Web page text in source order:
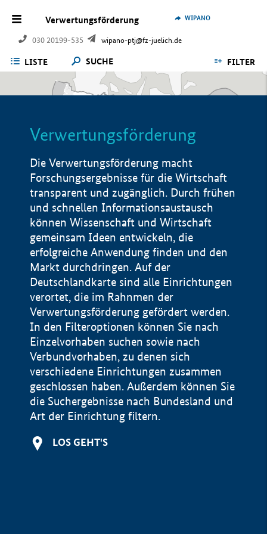
Verwertungsförderung
030 20199-535 wipano-ptj@fz-juelich.de
WIPANO
LISTE SUCHE FILTER
Verwertungsförderung
Die Verwertungsförderung macht
Forschungsergebnisse für die Wirtschaft
transparent und zugänglich. Durch frühen
und schnellen Informationsaustausch
können Wissenschaft und Wirtschaft
gemeinsam Ideen entwickeln, die
erfolgreiche Anwendung finden und den
Markt durchdringen. Auf der
Deutschlandkarte sind alle Einrichtungen
verortet, die im Rahnmen der
Verwertungsförderung gefördert werden.
In den Filteroptionen können Sie nach
Einzelvorhaben suchen sowie nach
Verbundvorhaben, zu denen sich
verschiedene Einrichtungen zusammen
geschlossen haben. Außerdem können Sie
die Suchergebnisse nach Bundesland und
Art der Einrichtung filtern.
LOS GEHT'S